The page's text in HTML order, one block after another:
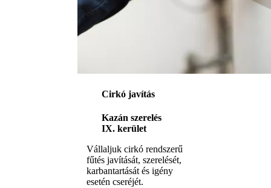
Cirkó javítás
Kazán szerelés
IX. kerület
Vállaljuk cirkó rendszerű
fűtés javítását, szerelését,
karbantartását és igény
esetén cseréjét.